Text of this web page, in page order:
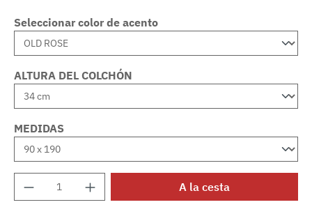
Seleccionar color de acento
ALTURA DEL COLCHÓN
MEDIDAS
Cantidad del producto: introduce la
A la cesta